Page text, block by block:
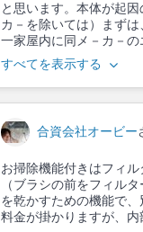
と思います。本体が起
カ－を除いては）まず
一家屋内に同メ－カ－
すべてを表示する
合資会社オービー
お掃除機能付きはフィ
（ブラシの前をフィル
を乾かすための機能で
料金が掛かりますが、内